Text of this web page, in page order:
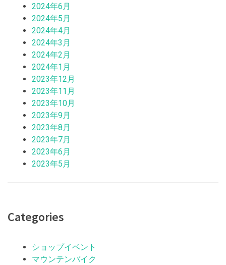
2024年6月
2024年5月
2024年4月
2024年3月
2024年2月
2024年1月
2023年12月
2023年11月
2023年10月
2023年9月
2023年8月
2023年7月
2023年6月
2023年5月
Categories
ショップイベント
マウンテンバイク